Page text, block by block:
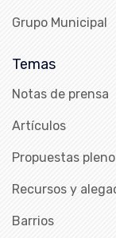
Grupo Municipal
Temas
Notas de prensa
Artículos
Propuestas pleno
Recursos y
Barrios